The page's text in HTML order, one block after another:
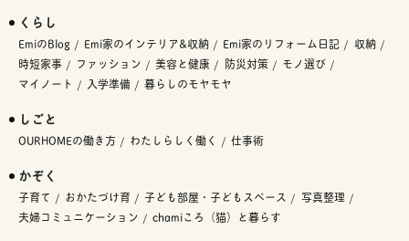
くらし
EmiのBlog Emi家のインテリア&収納 Emi家のリフォーム日記
収納
時短家事
ファッション 美容と健康 防災対策
モノ選び
マイノート
入学準備 暮らしのモヤモヤ
しごと
OURHOMEの働き方 わたしらしく働く 仕事術
かぞく
子育て おかたづけ育 子ども部屋・子どもスペース
写真整理
夫婦コミュニケーション
chamiころ（猫）と暮らす